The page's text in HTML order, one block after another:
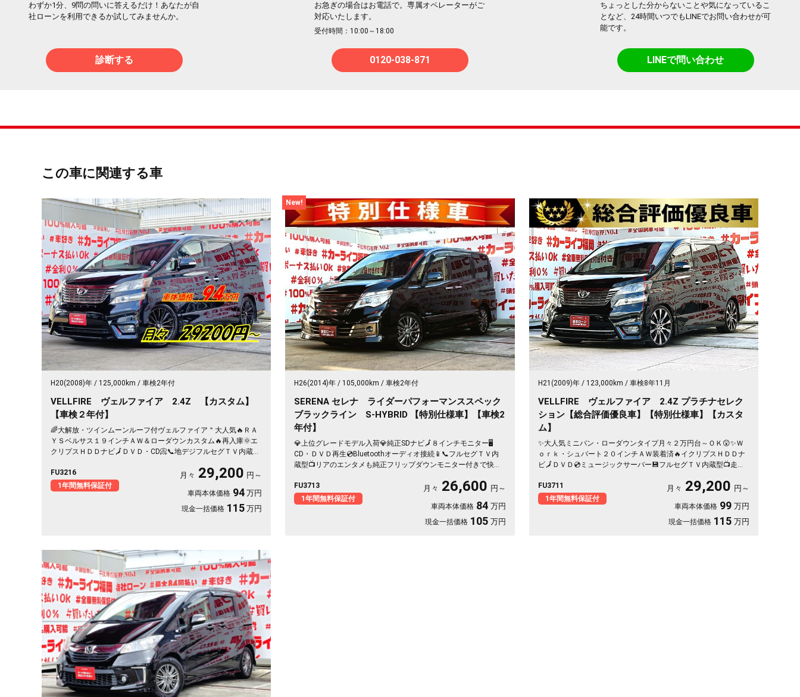
わずか1分、9問の問いに答えるだけ！あなたが自
社ローンを利用できるか試してみませんか。
診断する
お急ぎの場合はお電話で。専属オペレーターがご
対応いたします。
受付時間：10:00～18:00
0120-038-871
ちょっとした分からないことや気になっているこ
となど、24時間いつでもLINEでお問い合わせが可
能です。
LINEで問い合わせ
この車に関連する車
H20(2008)年 125,000km 車検2年付
VELLFIRE ヴェルファイア 2.4Z 【カスタム】
【車検２年付】
🌈大解放・ツインムーンルーフ付ヴェルファイア＂大人気🔥ＲＡ
ＹＳベルサス１９インチＡＷ＆ローダウンカスタム🔥再入庫🌞エ
クリプスＨＤＤナビ🗾ＤＶＤ・CD📀📞地デジフルセグＴＶ内蔵型
乗りオットマン付きキャプテンシート💺・アルパインフリップダ
ウンモニター搭載📺⚡多数装備付きの人気ミニバン・月々２万円
FU3216
1年間無料保証付
月々 29,200 円～
車両本体価格 94 万円
現金一括価格 115 万円
New!
H26(2014)年 105,000km 車検2年付
SERENA セレナ ライダーパフォーマンススペック
ブラックライン S-HYBRID 【特別仕様車】【車検2
年付】
💎上位グレードモデル入荷💎純正SDナビ🗾８インチモニター🖥️
CD・ＤＶＤ再生💿Bluetoothオーディオ接続📱📞フルセグＴＶ内
蔵型📺リアのエンタメも純正フリップダウンモニター付きで快適
ーシートでアレンジ性も多彩💺クルーズコントロール装備🌈納車
時新品タイヤ装着🛞🚗
FU3713
1年間無料保証付
月々 26,600 円～
車両本体価格 84 万円
現金一括価格 105 万円
H21(2009)年 123,000km 車検8年11月
VELLFIRE ヴェルファイア 2.4Z プラチナセレク
ション【総合評価優良車】【特別仕様車】【カスタ
ム】
✨大人気ミニバン・ローダウンタイプ月々２万円台～ＯＫ😲✨Ｗ
ｏｒｋ・シュバート２０インチＡＷ装着済🔥イクリプスＨＤＤナ
ビ🗾ＤＶＤ💿ミュージックサーバー💾フルセグＴＶ内蔵型📺走行
のセカンドシート💺両側パワースライドドアー🚪＆パワーバック
ドアーでボタン・リモコン楽々開閉🔘🌈
FU3711
1年間無料保証付
月々 29,200 円～
車両本体価格 99 万円
現金一括価格 115 万円